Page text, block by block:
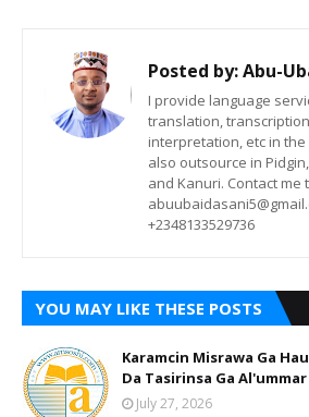
Posted by:Abu-
I provide language
translation,
interpretation, etc in the
also outsource in
and Kanuri. Contact me
+2348133529736
YOU MAY LIKE THESE POSTS
Karamcin Misrawa Ga
Da Tasirinsa Ga
July 27, 2026